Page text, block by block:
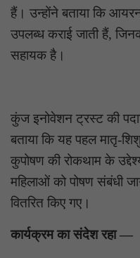
हैं। उन्होंने बताया कि
उपलब्ध कराई जाती हैं,
सहायक है।
कुंज इनोवेशन ट्रस्ट की
बताया कि यह पहल मातृ-
कुपोषण की रोकथाम के
महिलाओं को पोषण संबंधी
वितरित किए गए।
कार्यक्रम का संदेश रहा —